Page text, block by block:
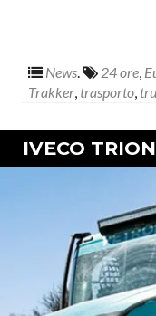
News. 24 ore,
Trakker, trasporto,
IVECO